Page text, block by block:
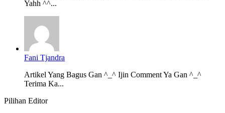
Yahh ^^...
Fani Tjandra
Artikel Yang Bagus Gan ^_^ Ijin Comment Ya Gan ^_^
Terima Ka...
Pilihan Editor